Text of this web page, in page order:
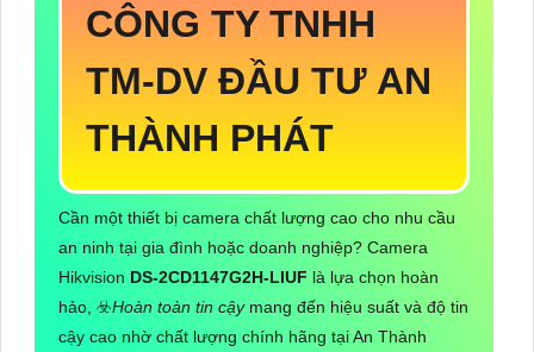
CÔNG TY TNHH
TM-DV ĐẦU TƯ AN
THÀNH PHÁT
Cần một thiết bị camera chất lượng cao cho nhu cầu
an ninh tại gia đình hoặc doanh nghiệp? Camera
Hikvision DS-2CD1147G2H-LIUF là lựa chọn hoàn
hảo, ☣️Hoàn toàn tin cậymang đến hiệu suất và độ tin
cậy cao nhờ chất lượng chính hãng tại An Thành